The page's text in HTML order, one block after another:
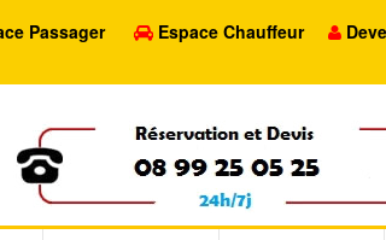
Passager Espace Chauffeur